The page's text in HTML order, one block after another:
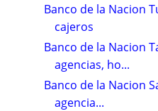
Banco de la Nacion
cajeros
Banco de la Nacion
agencias, ho...
Banco de la Nacion
agencia...